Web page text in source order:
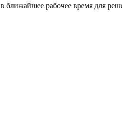
рабочее время для